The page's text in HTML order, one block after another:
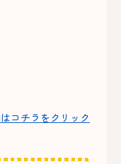
コチラをクリック